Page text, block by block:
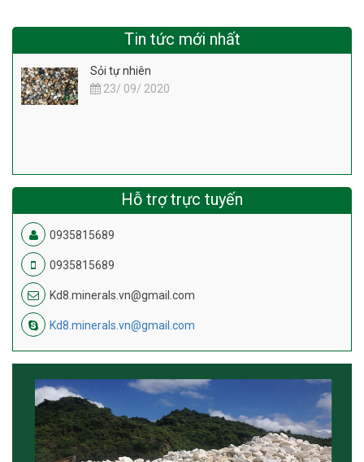
Tin tức mới nhất
Sỏi tự nhiên
23/ 09/ 2020
Hỗ trợ trực tuyến
0935815689
0935815689
Kd8.minerals.vn@gmail.com
Kd8.minerals.vn@gmail.com